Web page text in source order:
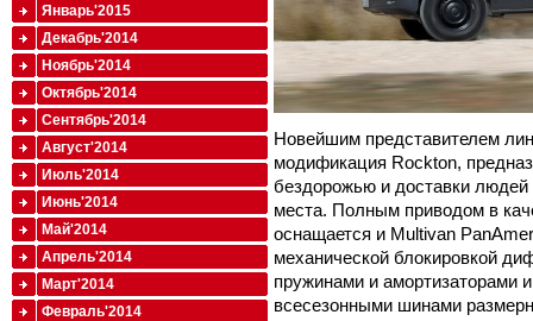
Новейшим представителем
модификация Rockton,
бездорожью и доставки людей
места. Полным приводом в
оснащается и Multivan
механической блокировкой
пружинами и амортизаторами
всесезонными шинами
Январь'2015
Декабрь'2014
Ноябрь'2014
Октябрь'2014
Сентябрь'2014
Август'2014
Июль'2014
Июнь'2014
Май'2014
Апрель'2014
Март'2014
Февраль'2014